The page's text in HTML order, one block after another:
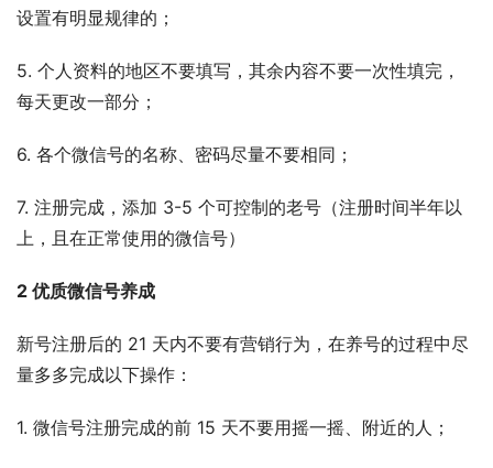
设置有明显规律的；
5. 个人资料的地区不要填写，其余内容不要一次性填完，
每天更改一部分；
6. 各个微信号的名称、密码尽量不要相同；
7. 注册完成，添加 3-5 个可控制的老号（注册时间半年以
上，且在正常使用的微信号）
2 优质微信号养成
新号注册后的 21 天内不要有营销行为，在养号的过程中尽
量多多完成以下操作：
1. 微信号注册完成的前 15 天不要用摇一摇、附近的人；